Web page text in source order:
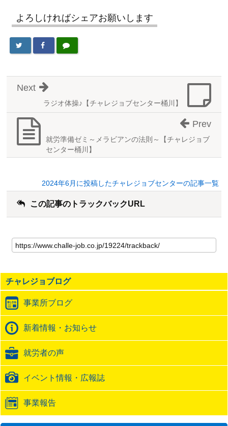
よろしければシェアお願いします
ラジオ体操♪【チャレジョブセンター桶川】
Next
就労準備ゼミ～メラビアンの法則～【チャレジョブ
センター桶川】
Prev
2024年6月に投稿したチャレジョブセンターの記事一覧
この記事のトラックバックURL
の
記
の
ト
ッ
ク
バ
ッ
URL
チャレジョブログ
事業所ブログ
新着情報・お知らせ
就労者の声
イベント情報・広報誌
事業報告